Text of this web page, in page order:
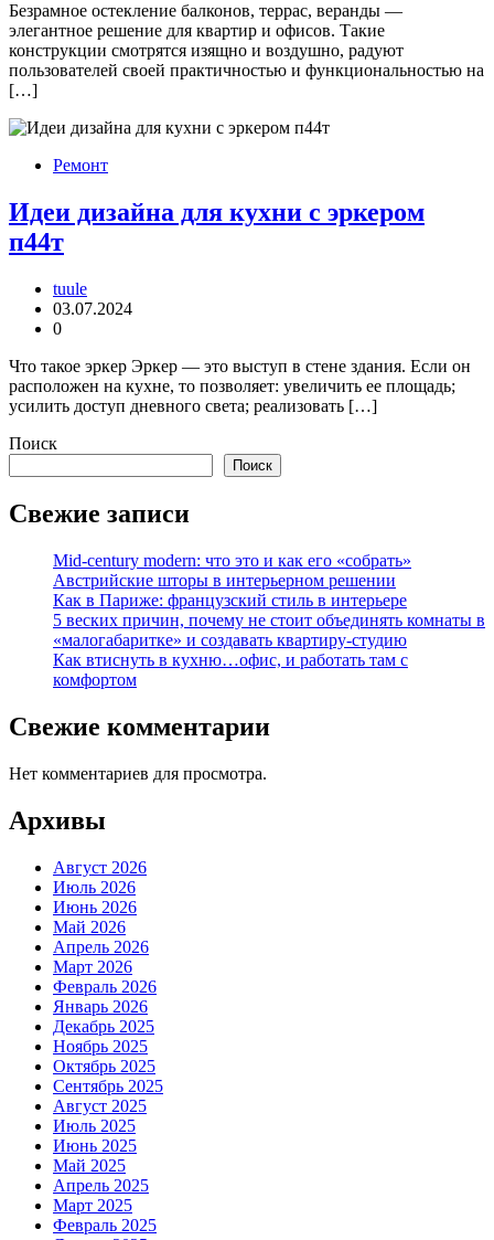
Безрамное остекление балконов, террас, веранды —
элегантное решение для квартир и офисов. Такие
конструкции смотрятся изящно и воздушно, радуют
пользователей своей практичностью и функциональностью на
[…]
Ремонт
Идеи дизайна для кухни с эркером
п44т
tuule
03.07.2024
0
Что такое эркер Эркер — это выступ в стене здания. Если он
расположен на кухне, то позволяет: увеличить ее площадь;
усилить доступ дневного света; реализовать […]
Поиск
Поиск
Свежие записи
Mid-century modern: что это и как его «собрать»
Австрийские шторы в интерьерном решении
Как в Париже: французский стиль в интерьере
5 веских причин, почему не стоит объединять комнаты в
«малогабаритке» и создавать квартиру-студию
Как втиснуть в кухню…офис, и работать там с
комфортом
Свежие комментарии
Нет комментариев для просмотра.
Архивы
Август 2026
Июль 2026
Июнь 2026
Май 2026
Апрель 2026
Март 2026
Февраль 2026
Январь 2026
Декабрь 2025
Ноябрь 2025
Октябрь 2025
Сентябрь 2025
Август 2025
Июль 2025
Июнь 2025
Май 2025
Апрель 2025
Март 2025
Февраль 2025